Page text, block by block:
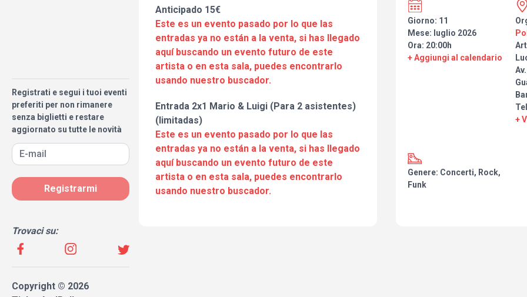
Registrati e segui i tuoi eventi
preferiti per non rimanere
senza biglietti e restare
aggiornato su tutte le novità
Registrarmi
Trovaci su:
Copyright © 2026
A través de arreglos originales
potente, el concierto
marcado a generaciones,
renovada tanto para fans de
nuevos oyentes.
🎸 Interpretado por músicos
combina calidad musical,
público, llevando cada tema a
los títulos principales.
🔥 Tras agotar entradas en sus
Madrid, el espectáculo regresa
Anticipado 15€
Este es un evento pasado por lo que las
entradas ya no están a la venta, si has llegado
aquí buscando un evento futuro de este
artista o en esta sala, puedes encontrarlo
usando nuestro buscador.
Entrada 2x1 Mario & Luigi (Para 2 asistentes)
(limitadas)
Este es un evento pasado por lo que las
entradas ya no están a la venta, si has llegado
aquí buscando un evento futuro de este
artista o en esta sala, puedes encontrarlo
usando nuestro buscador.
Giorno: 11
Mese: luglio 2026
Ora: 20:00h
+ Aggiungi al calendario
+
Genere: Concerti, Rock,
Funk